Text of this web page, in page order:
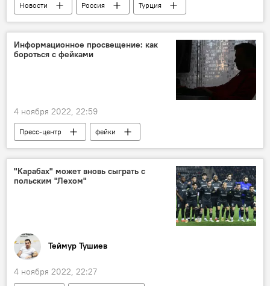
Новости Россия
Турция
Зерно
продуктовая сделка
Продовольственная безопасность
Информационное просвещение: как
бороться с фейками
4 ноября 2022, 22:59
Пресс-центр
фейки
информационный шантаж
журналисты
блогеры
"Карабах" может вновь сыграть с
польским "Лехом"
Теймур Тушиев
4 ноября 2022, 22:27